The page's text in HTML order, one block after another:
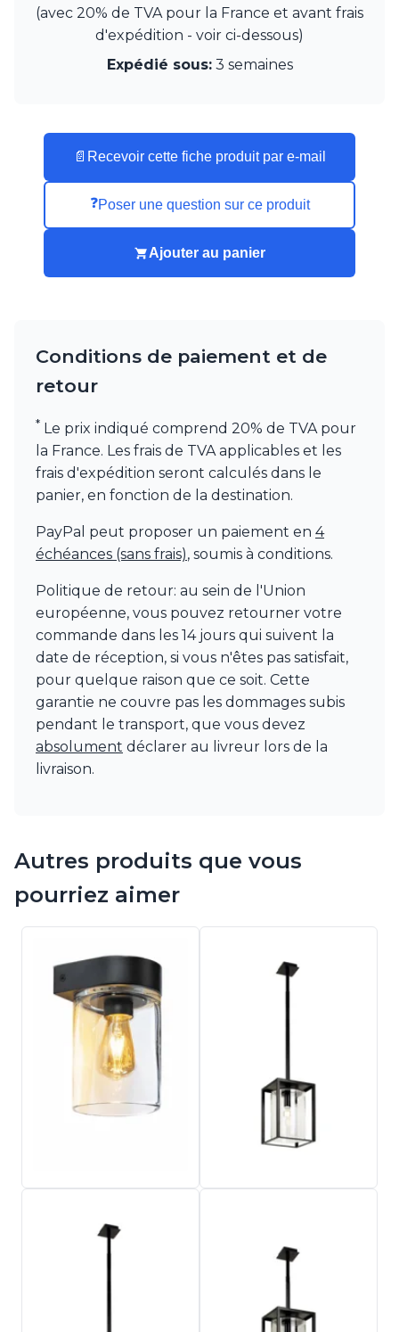
Munari par Stylnove Ceramiche
RADAR
Secto Design
Sedap
Terzani
Vincent Sheppard
Vistosi
Visual Comfort&Co.
(avec 20% de TVA pour la France et avant frais
d'expédition - voir ci-dessous)
Expédié sous:3 semaines
📄 Recevoir cette fiche produit par e-mail
❓Poser une question sur ce produit
Ajouter au panier
Conditions de paiement et de
retour
* Le prix indiqué comprend 20% de TVA pour
la France. Les frais de TVA applicables et les
frais d'expédition seront calculés dans le
panier, en fonction de la destination.
PayPal peut proposer un paiement en 4
échéances (sans frais), soumis à conditions.
Politique de retour: au sein de l'Union
européenne, vous pouvez retourner votre
commande dans les 14 jours qui suivent la
date de réception, si vous n'êtes pas satisfait,
pour quelque raison que ce soit. Cette
garantie ne couvre pas les dommages subis
pendant le transport, que vous devez
absolument déclarer au livreur lors de la
livraison.
Autres produits que vous
pourriez aimer